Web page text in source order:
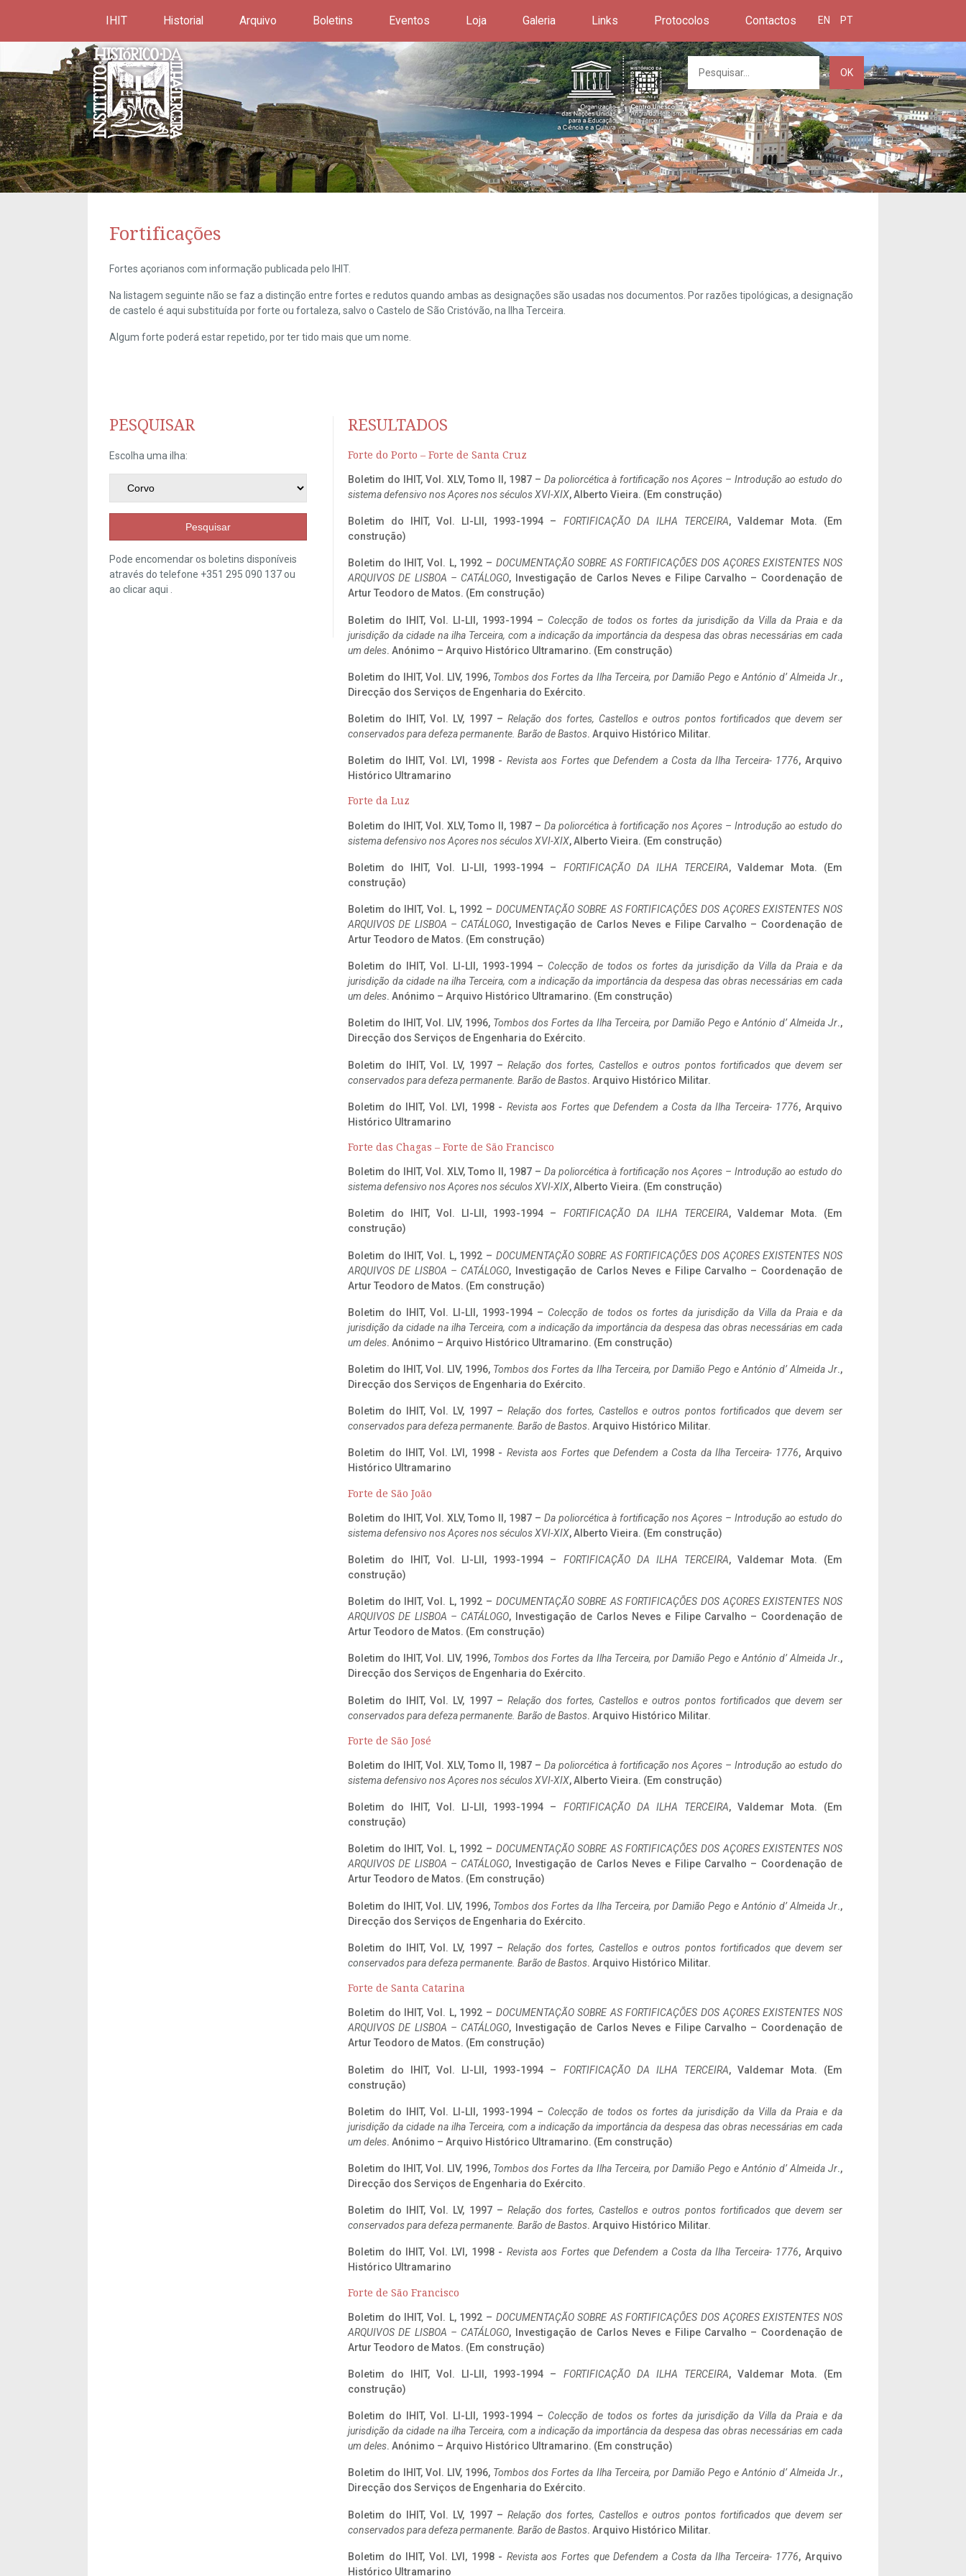
IHIT Historial Arquivo Boletins Eventos Loja Galeria Links Protocolos Contactos EN PT
OK
Fortificações
Fortes açorianos com informação publicada pelo IHIT.
Na listagem seguinte não se faz a distinção entre fortes e redutos quando ambas as designações são usadas nos documentos. Por razões tipológicas, a designação
de castelo é aqui substituída por forte ou fortaleza, salvo o Castelo de São Cristóvão, na Ilha Terceira.
Algum forte poderá estar repetido, por ter tido mais que um nome.
PESQUISAR
Escolha uma ilha:
Pesquisar
Pode encomendar os boletins disponíveis
através do telefone +351 295 090 137 ou
ao clicaraqui
RESULTADOS
Forte do Porto – Forte de Santa Cruz
Boletim do IHIT, Vol. XLV, Tomo II, 1987 – Da poliorcética à fortificação nos Açores – Introdução ao estudo do
sistema defensivo nos Açores nos séculos XVI-XIX, Alberto Vieira. (Em construção)
Boletim do IHIT, Vol. LI-LII, 1993-1994 – FORTIFICAÇÃO DA ILHA TERCEIRA, Valdemar Mota. (Em
construção)
Boletim do IHIT, Vol. L, 1992 – DOCUMENTAÇÃO SOBRE AS FORTIFICAÇÕES DOS AÇORES EXISTENTES NOS
ARQUIVOS DE LISBOA – CATÁLOGO, Investigação de Carlos Neves e Filipe Carvalho – Coordenação de
Artur Teodoro de Matos. (Em construção)
Boletim do IHIT, Vol. LI-LII, 1993-1994 – Colecção de todos os fortes da jurisdição da Villa da Praia e da
jurisdição da cidade na ilha Terceira, com a indicação da importância da despesa das obras necessárias em cada
um deles. Anónimo – Arquivo Histórico Ultramarino. (Em construção)
Boletim do IHIT, Vol. LIV, 1996, Tombos dos Fortes da Ilha Terceira, por Damião Pego e António d’ Almeida Jr.,
Direcção dos Serviços de Engenharia do Exército.
Boletim do IHIT, Vol. LV, 1997 – Relação dos fortes, Castellos e outros pontos fortificados que devem ser
conservados para defeza permanente. Barão de Bastos. Arquivo Histórico Militar.
Boletim do IHIT, Vol. LVI, 1998 - Revista aos Fortes que Defendem a Costa da Ilha Terceira- 1776, Arquivo
Histórico Ultramarino
Forte da Luz
Boletim do IHIT, Vol. XLV, Tomo II, 1987 – Da poliorcética à fortificação nos Açores – Introdução ao estudo do
sistema defensivo nos Açores nos séculos XVI-XIX, Alberto Vieira. (Em construção)
Boletim do IHIT, Vol. LI-LII, 1993-1994 – FORTIFICAÇÃO DA ILHA TERCEIRA, Valdemar Mota. (Em
construção)
Boletim do IHIT, Vol. L, 1992 – DOCUMENTAÇÃO SOBRE AS FORTIFICAÇÕES DOS AÇORES EXISTENTES NOS
ARQUIVOS DE LISBOA – CATÁLOGO, Investigação de Carlos Neves e Filipe Carvalho – Coordenação de
Artur Teodoro de Matos. (Em construção)
Boletim do IHIT, Vol. LI-LII, 1993-1994 – Colecção de todos os fortes da jurisdição da Villa da Praia e da
jurisdição da cidade na ilha Terceira, com a indicação da importância da despesa das obras necessárias em cada
um deles. Anónimo – Arquivo Histórico Ultramarino. (Em construção)
Boletim do IHIT, Vol. LIV, 1996, Tombos dos Fortes da Ilha Terceira, por Damião Pego e António d’ Almeida Jr.,
Direcção dos Serviços de Engenharia do Exército.
Boletim do IHIT, Vol. LV, 1997 – Relação dos fortes, Castellos e outros pontos fortificados que devem ser
conservados para defeza permanente. Barão de Bastos. Arquivo Histórico Militar.
Boletim do IHIT, Vol. LVI, 1998 - Revista aos Fortes que Defendem a Costa da Ilha Terceira- 1776, Arquivo
Histórico Ultramarino
Forte das Chagas – Forte de São Francisco
Boletim do IHIT, Vol. XLV, Tomo II, 1987 – Da poliorcética à fortificação nos Açores – Introdução ao estudo do
sistema defensivo nos Açores nos séculos XVI-XIX, Alberto Vieira. (Em construção)
Boletim do IHIT, Vol. LI-LII, 1993-1994 – FORTIFICAÇÃO DA ILHA TERCEIRA, Valdemar Mota. (Em
construção)
Boletim do IHIT, Vol. L, 1992 – DOCUMENTAÇÃO SOBRE AS FORTIFICAÇÕES DOS AÇORES EXISTENTES NOS
ARQUIVOS DE LISBOA – CATÁLOGO, Investigação de Carlos Neves e Filipe Carvalho – Coordenação de
Artur Teodoro de Matos. (Em construção)
Boletim do IHIT, Vol. LI-LII, 1993-1994 – Colecção de todos os fortes da jurisdição da Villa da Praia e da
jurisdição da cidade na ilha Terceira, com a indicação da importância da despesa das obras necessárias em cada
um deles. Anónimo – Arquivo Histórico Ultramarino. (Em construção)
Boletim do IHIT, Vol. LIV, 1996, Tombos dos Fortes da Ilha Terceira, por Damião Pego e António d’ Almeida Jr.,
Direcção dos Serviços de Engenharia do Exército.
Boletim do IHIT, Vol. LV, 1997 – Relação dos fortes, Castellos e outros pontos fortificados que devem ser
conservados para defeza permanente. Barão de Bastos. Arquivo Histórico Militar.
Boletim do IHIT, Vol. LVI, 1998 - Revista aos Fortes que Defendem a Costa da Ilha Terceira- 1776, Arquivo
Histórico Ultramarino
Forte de São João
Boletim do IHIT, Vol. XLV, Tomo II, 1987 – Da poliorcética à fortificação nos Açores – Introdução ao estudo do
sistema defensivo nos Açores nos séculos XVI-XIX, Alberto Vieira. (Em construção)
Boletim do IHIT, Vol. LI-LII, 1993-1994 – FORTIFICAÇÃO DA ILHA TERCEIRA, Valdemar Mota. (Em
construção)
Boletim do IHIT, Vol. L, 1992 – DOCUMENTAÇÃO SOBRE AS FORTIFICAÇÕES DOS AÇORES EXISTENTES NOS
ARQUIVOS DE LISBOA – CATÁLOGO, Investigação de Carlos Neves e Filipe Carvalho – Coordenação de
Artur Teodoro de Matos. (Em construção)
Boletim do IHIT, Vol. LIV, 1996, Tombos dos Fortes da Ilha Terceira, por Damião Pego e António d’ Almeida Jr.,
Direcção dos Serviços de Engenharia do Exército.
Boletim do IHIT, Vol. LV, 1997 – Relação dos fortes, Castellos e outros pontos fortificados que devem ser
conservados para defeza permanente. Barão de Bastos. Arquivo Histórico Militar.
Forte de São José
Boletim do IHIT, Vol. XLV, Tomo II, 1987 – Da poliorcética à fortificação nos Açores – Introdução ao estudo do
sistema defensivo nos Açores nos séculos XVI-XIX, Alberto Vieira. (Em construção)
Boletim do IHIT, Vol. LI-LII, 1993-1994 – FORTIFICAÇÃO DA ILHA TERCEIRA, Valdemar Mota. (Em
construção)
Boletim do IHIT, Vol. L, 1992 – DOCUMENTAÇÃO SOBRE AS FORTIFICAÇÕES DOS AÇORES EXISTENTES NOS
ARQUIVOS DE LISBOA – CATÁLOGO, Investigação de Carlos Neves e Filipe Carvalho – Coordenação de
Artur Teodoro de Matos. (Em construção)
Boletim do IHIT, Vol. LIV, 1996, Tombos dos Fortes da Ilha Terceira, por Damião Pego e António d’ Almeida Jr.,
Direcção dos Serviços de Engenharia do Exército.
Boletim do IHIT, Vol. LV, 1997 – Relação dos fortes, Castellos e outros pontos fortificados que devem ser
conservados para defeza permanente. Barão de Bastos. Arquivo Histórico Militar.
Forte de Santa Catarina
Boletim do IHIT, Vol. L, 1992 – DOCUMENTAÇÃO SOBRE AS FORTIFICAÇÕES DOS AÇORES EXISTENTES NOS
ARQUIVOS DE LISBOA – CATÁLOGO, Investigação de Carlos Neves e Filipe Carvalho – Coordenação de
Artur Teodoro de Matos. (Em construção)
Boletim do IHIT, Vol. LI-LII, 1993-1994 – FORTIFICAÇÃO DA ILHA TERCEIRA, Valdemar Mota. (Em
construção)
Boletim do IHIT, Vol. LI-LII, 1993-1994 – Colecção de todos os fortes da jurisdição da Villa da Praia e da
jurisdição da cidade na ilha Terceira, com a indicação da importância da despesa das obras necessárias em cada
um deles. Anónimo – Arquivo Histórico Ultramarino. (Em construção)
Boletim do IHIT, Vol. LIV, 1996, Tombos dos Fortes da Ilha Terceira, por Damião Pego e António d’ Almeida Jr.,
Direcção dos Serviços de Engenharia do Exército.
Boletim do IHIT, Vol. LV, 1997 – Relação dos fortes, Castellos e outros pontos fortificados que devem ser
conservados para defeza permanente. Barão de Bastos. Arquivo Histórico Militar.
Boletim do IHIT, Vol. LVI, 1998 - Revista aos Fortes que Defendem a Costa da Ilha Terceira- 1776, Arquivo
Histórico Ultramarino
Forte de São Francisco
Boletim do IHIT, Vol. L, 1992 – DOCUMENTAÇÃO SOBRE AS FORTIFICAÇÕES DOS AÇORES EXISTENTES NOS
ARQUIVOS DE LISBOA – CATÁLOGO, Investigação de Carlos Neves e Filipe Carvalho – Coordenação de
Artur Teodoro de Matos. (Em construção)
Boletim do IHIT, Vol. LI-LII, 1993-1994 – FORTIFICAÇÃO DA ILHA TERCEIRA, Valdemar Mota. (Em
construção)
Boletim do IHIT, Vol. LI-LII, 1993-1994 – Colecção de todos os fortes da jurisdição da Villa da Praia e da
jurisdição da cidade na ilha Terceira, com a indicação da importância da despesa das obras necessárias em cada
um deles. Anónimo – Arquivo Histórico Ultramarino. (Em construção)
Boletim do IHIT, Vol. LIV, 1996, Tombos dos Fortes da Ilha Terceira, por Damião Pego e António d’ Almeida Jr.,
Direcção dos Serviços de Engenharia do Exército.
Boletim do IHIT, Vol. LV, 1997 – Relação dos fortes, Castellos e outros pontos fortificados que devem ser
conservados para defeza permanente. Barão de Bastos. Arquivo Histórico Militar.
Boletim do IHIT, Vol. LVI, 1998 - Revista aos Fortes que Defendem a Costa da Ilha Terceira- 1776, Arquivo
Histórico Ultramarino